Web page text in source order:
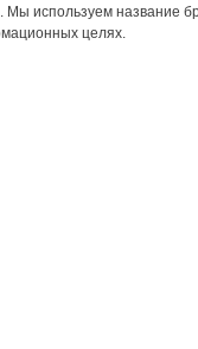
используем название
целях.